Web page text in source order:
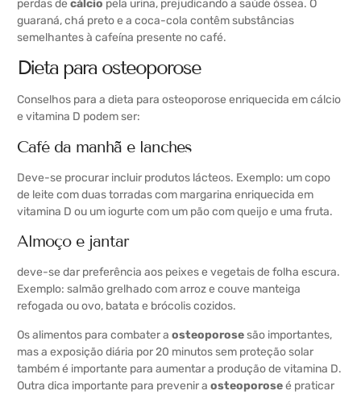
perdas de cálcio pela urina, prejudicando a saúde óssea. O
guaraná, chá preto e a coca-cola contêm substâncias
semelhantes à cafeína presente no café.
Dieta para osteoporose
Conselhos para a dieta para osteoporose enriquecida em cálcio
e vitamina D podem ser:
Café da manhã e lanches
Deve-se procurar incluir produtos lácteos. Exemplo: um copo
de leite com duas torradas com margarina enriquecida em
vitamina D ou um iogurte com um pão com queijo e uma fruta.
Almoço e jantar
deve-se dar preferência aos peixes e vegetais de folha escura.
Exemplo: salmão grelhado com arroz e couve manteiga
refogada ou ovo, batata e brócolis cozidos.
Os alimentos para combater a osteoporosesão importantes,
mas a exposição diária por 20 minutos sem proteção solar
também é importante para aumentar a produção de vitamina D.
Outra dica importante para prevenir a osteoporoseé praticar